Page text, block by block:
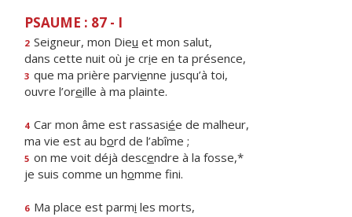
PSAUME : 87 - I
2 Seigneur, mon Dieu et mon salut,
dans cette nuit où je crie en ta présence,
3 que ma prière parvienne jusqu’à toi,
ouvre l’oreille à ma plainte.
4 Car mon âme est rassasiée de malheur,
ma vie est au bord de l’abîme ;
5 on me voit déjà descendre à la fosse,*
je suis comme un homme fini.
6 Ma place est parmi les morts,